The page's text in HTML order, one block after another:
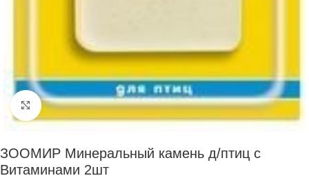
Нажмите, чтобы увеличить
ЗООМИР Минеральный камень д/птиц с
Витаминами 2шт